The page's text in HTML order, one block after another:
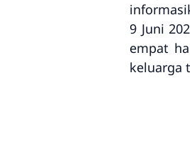
9 Juni
empat
keluarga